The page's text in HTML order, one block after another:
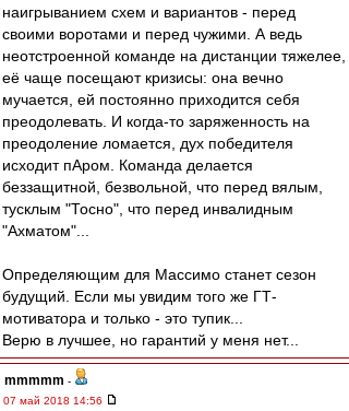
наигрыванием схем и вариантов - перед
своими воротами и перед чужими. А ведь
неотстроенной команде на дистанции тяжелее,
её чаще посещают кризисы: она вечно
мучается, ей постоянно приходится себя
преодолевать. И когда-то заряженность на
преодоление ломается, дух победителя
исходит пАром. Команда делается
беззащитной, безвольной, что перед вялым,
тусклым "Тосно", что перед инвалидным
"Ахматом"...
Определяющим для Массимо станет сезон
будущий. Если мы увидим того же ГТ-
мотиватора и только - это тупик...
Верю в лучшее, но гарантий у меня нет...
mmmmm -
07 май 2018 14:56